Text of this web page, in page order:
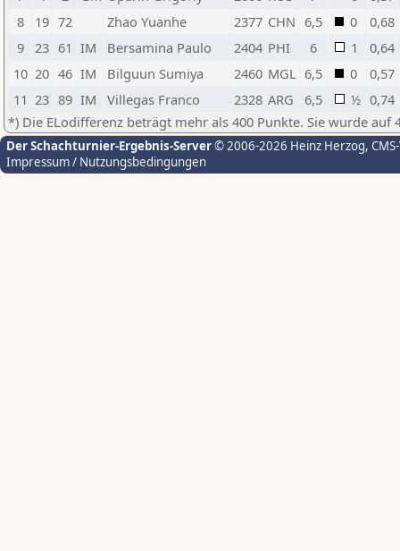
8
19 72 Zhao Yuanhe 2377 CHN 6,5 0
0,68
9
23 61 IM Bersamina Paulo 2404 PHI 6 1
0,64
10 20 46 IM Bilguun Sumiya 2460 MGL 6,5 0
0,57
11 23 89 IM Villegas Franco 2328 ARG 6,5 ½ 0,74
*) Die ELodifferenz beträgt mehr als 400 Punkte. Sie wurde auf
Der Schachturnier-Ergebnis-Server© 2006-2026 Heinz Herzog,
Impressum / Nutzungsbedingungen